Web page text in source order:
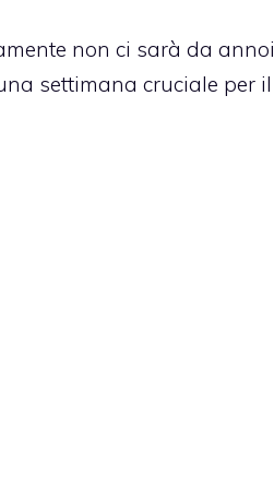
non ci sarà da
settimana cruciale per il